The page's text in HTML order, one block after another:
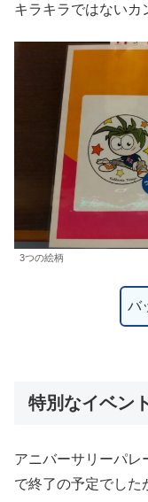
キラキラではないカ
3つの絵柄
バ
特別なイベント
アニバーサリーパレ
で終了の予定でした